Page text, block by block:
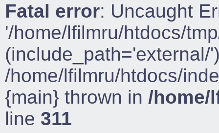
Fatal error: Uncaught
'/home/lfilmru/htdocs/
(include_path='external/
/home/lfilmru/htdocs/
{main} thrown in /home/
line 311